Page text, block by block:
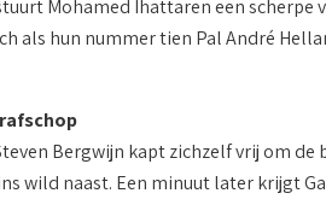
Mohamed Ihattaren een
als hun nummer tien Pal André
Bergwijn kapt zichzelf vrij om
wild naast. Een minuut later krijgt